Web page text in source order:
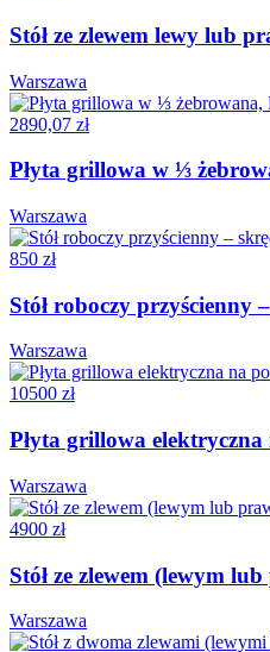
Stół ze zlewem lewy lub
Warszawa
2890,07 zł
Płyta grillowa w ⅓
Warszawa
850 zł
Stół roboczy przyścienny
Warszawa
10500 zł
Płyta grillowa
Warszawa
4900 zł
Stół ze zlewem (lewym
Warszawa